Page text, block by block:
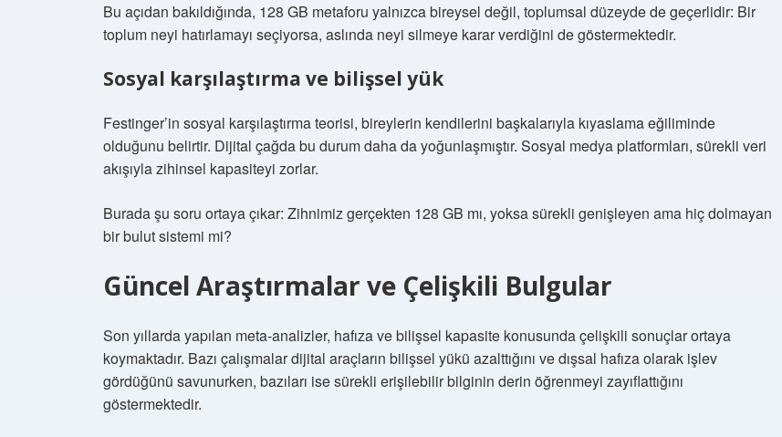
Bu açıdan bakıldığında, 128 GB metaforu yalnızca bireysel değil, toplumsal düzeyde de geçerlidir: Bir
toplum neyi hatırlamayı seçiyorsa, aslında neyi silmeye karar verdiğini de göstermektedir.
Sosyal karşılaştırma ve bilişsel yük
Festinger’in sosyal karşılaştırma teorisi, bireylerin kendilerini başkalarıyla kıyaslama eğiliminde
olduğunu belirtir. Dijital çağda bu durum daha da yoğunlaşmıştır. Sosyal medya platformları, sürekli veri
akışıyla zihinsel kapasiteyi zorlar.
Burada şu soru ortaya çıkar: Zihnimiz gerçekten 128 GB mı, yoksa sürekli genişleyen ama hiç dolmayan
bir bulut sistemi mi?
Güncel Araştırmalar ve Çelişkili Bulgular
Son yıllarda yapılan meta-analizler, hafıza ve bilişsel kapasite konusunda çelişkili sonuçlar ortaya
koymaktadır. Bazı çalışmalar dijital araçların bilişsel yükü azalttığını ve dışsal hafıza olarak işlev
gördüğünü savunurken, bazıları ise sürekli erişilebilir bilginin derin öğrenmeyi zayıflattığını
göstermektedir.